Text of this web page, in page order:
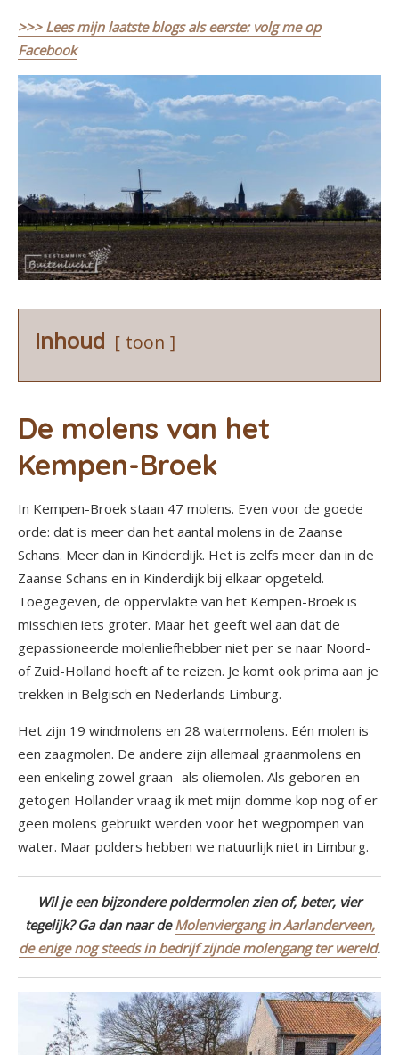
>>> Lees mijn laatste blogs als eerste: volg me op
Facebook
Inhoud toon
De molens van het
Kempen-Broek
In Kempen-Broek staan 47 molens. Even voor de goede
orde: dat is meer dan het aantal molens in de Zaanse
Schans. Meer dan in Kinderdijk. Het is zelfs meer dan in de
Zaanse Schans en in Kinderdijk bij elkaar opgeteld.
Toegegeven, de oppervlakte van het Kempen-Broek is
misschien iets groter. Maar het geeft wel aan dat de
gepassioneerde molenliefhebber niet per se naar Noord-
of Zuid-Holland hoeft af te reizen. Je komt ook prima aan je
trekken in Belgisch en Nederlands Limburg.
Het zijn 19 windmolens en 28 watermolens. Eén molen is
een zaagmolen. De andere zijn allemaal graanmolens en
een enkeling zowel graan- als oliemolen. Als geboren en
getogen Hollander vraag ik met mijn domme kop nog of er
geen molens gebruikt werden voor het wegpompen van
water. Maar polders hebben we natuurlijk niet in Limburg.
Wil je een bijzondere poldermolen zien of, beter, vier
tegelijk? Ga dan naar deMolenviergang in Aarlanderveen,
de enige nog steeds in bedrijf zijnde molengang ter wereld.